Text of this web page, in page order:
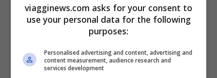
Spiaggia Rosa
viagginews.com asks for your consent to
use your personal data for the following
purposes:
Personalised advertising and content, advertising and
content measurement, audience research and
services development